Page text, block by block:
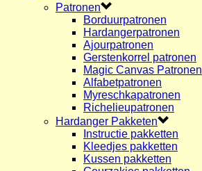
Patronen
Borduurpatronen
Hardangerpatronen
Ajourpatronen
Gerstenkorrel patronen
Magic Canvas Patronen
Alfabetpatronen
Myreschkapatronen
Richelieupatronen
Hardanger Pakketen
Instructie pakketten
Kleedjes pakketten
Kussen pakketten